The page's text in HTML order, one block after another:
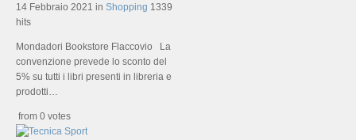
14 Febbraio 2021 in Shopping 1339
hits
Mondadori Bookstore Flaccovio La
convenzione prevede lo sconto del
5% su tutti i libri presenti in libreria e
prodotti…
from 0 votes